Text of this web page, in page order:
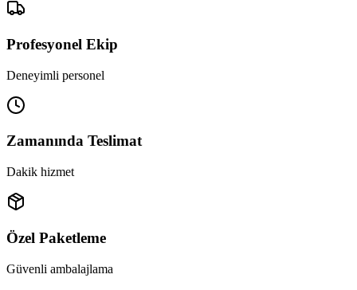
Profesyonel Ekip
Deneyimli personel
Zamanında Teslimat
Dakik hizmet
Özel Paketleme
Güvenli ambalajlama